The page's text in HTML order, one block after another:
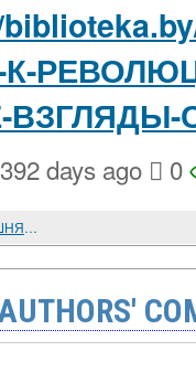
ВЗГЛЯДЫ-
days ago 0
СФЕРЫ ВЛИЯНИЯ И СОВЕТСКАЯ ВНЕШНЯЯ ПОЛИТИКА В 1939-1945 гг.: ИДЕОЛОГИЯ, РАСЧЕТ И ИМПРОВИЗАЦИЯ